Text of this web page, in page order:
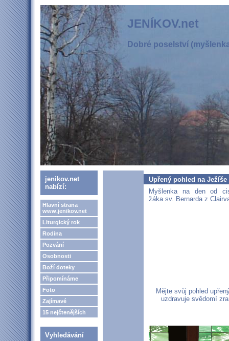
JENÍKOV.net
Dobré poselství
jenikov.net
nabízí:
Hlavní strana
www.jenikov.net
Liturgický rok
Rodina
Pozvání
Osobnosti
Boží doteky
Připomínáme
Foto
Zajímavé
15 nejčtenějších
Vyhledávání
Upřený pohled na Ježíše
Myšlenka na den od
žáka sv. Bernarda z
Mějte svůj pohled
uzdravuje svědomí